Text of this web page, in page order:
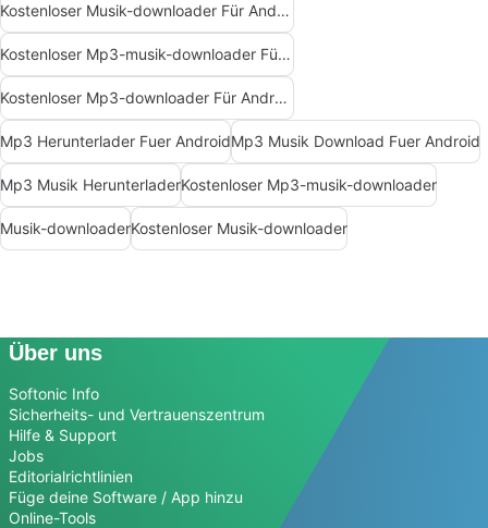
Kostenloser Musik-downloader Für Android
Kostenloser Mp3-musik-downloader Für Android
Kostenloser Mp3-downloader Für Android
Mp3 Herunterlader Fuer AndroidMp3 Musik Download Fuer Android
Mp3 Musik HerunterladerKostenloser Mp3-musik-downloader
Musik-downloaderKostenloser Musik-downloader
Über uns
Softonic Info
Sicherheits- und Vertrauenszentrum
Hilfe & Support
Jobs
Editorialrichtlinien
Füge deine Software / App hinzu
Online-Tools